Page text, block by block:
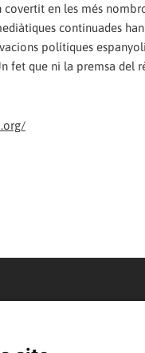
covertit en les més
continuades
polítiques
fet que ni la premsa del